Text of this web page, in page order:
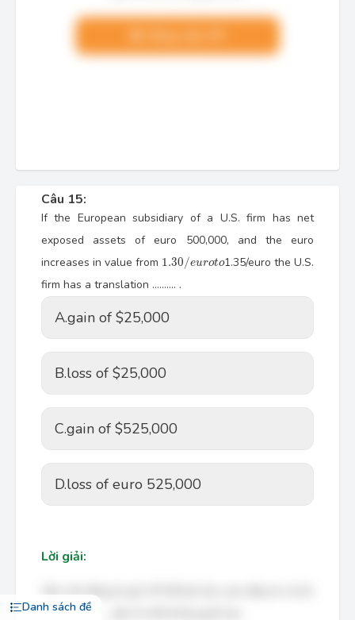
Danh sách đề
Câu 15:
If the European subsidiary of a U.S. firm has net
exposed assets of euro 500,000, and the euro
increases in value from 1.30/euroto
1.30 /e t 1.35/euro the U.S.
firm has a translation ………. .
A.gain of $25,000
B.loss of $25,000
C.gain of $525,000
D.loss of euro 525,000
Lời giải: